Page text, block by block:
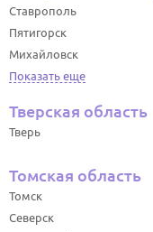
Ставрополь
Пятигорск
Михайловск
Показать еще
Тверская область
Тверь
Томская область
Томск
Северск